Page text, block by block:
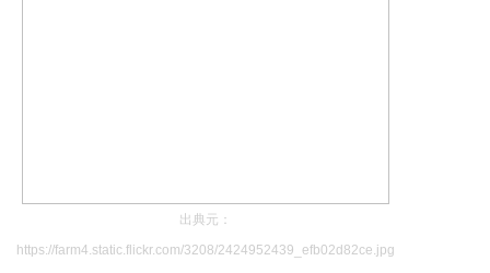
出典元：
https://farm4.static.flickr.com/3208/2424952439_efb02d82ce.jpg